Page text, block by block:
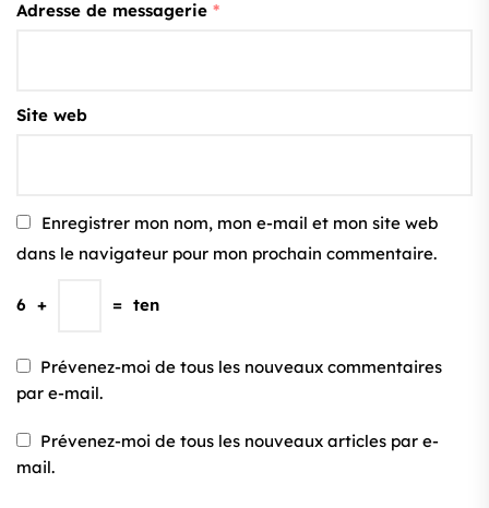
Adresse de messagerie *
Site web
Enregistrer mon nom, mon e-mail et mon site web
dans le navigateur pour mon prochain commentaire.
6 + = ten
Prévenez-moi de tous les nouveaux commentaires
par e-mail.
Prévenez-moi de tous les nouveaux articles par e-
mail.